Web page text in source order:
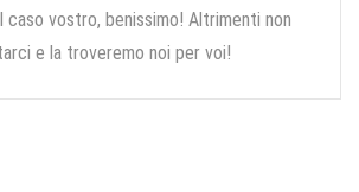
caso vostro, benissimo! Altrimenti non
e la troveremo noi per voi!